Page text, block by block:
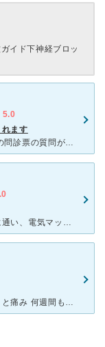
イド下神経ブロッ
5.0
ます
産後の腰痛、膝痛が辛く受診しました。 初診の問診票の質問が、想像以上にたくさんありますが、 それに沿って診察してくださるので、書くのは大変ですが安心感があります。 レントゲンの写真を見ながら丁寧
股関節炎に４月頃から悩み、近くの整形外科に通い、電気マッサージ、リハビリトレ、炎症改善薬の飲み薬、シップを繰り返していましたが、パットした改善効果がなく、ここに尋ねました。 MRIの写真をお見せしたと
舌先が、やけどをした訳でもないのにピリピリと痛み 何週間も続きました、なにか悪い病気かと不安になり 何科を受診したら良いかわからず 調べてコトラのクリニックを見つけて予約受診しました